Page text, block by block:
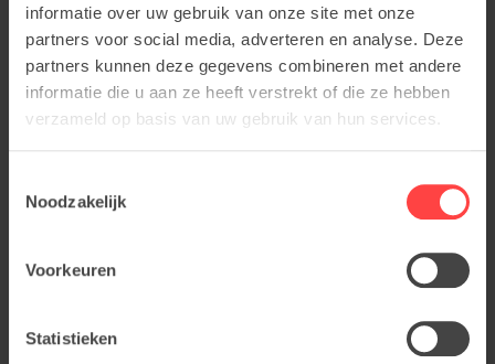
informatie over uw gebruik van onze site met onze
partners voor social media, adverteren en analyse. Deze
partners kunnen deze gegevens combineren met andere
informatie die u aan ze heeft verstrekt of die ze hebben
verzameld op basis van uw gebruik van hun services.
Noodzakelijk
Voorkeuren
Statistieken